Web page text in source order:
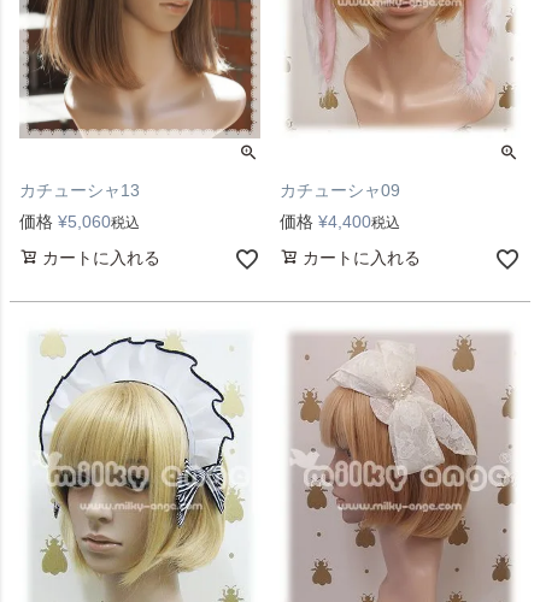
カチューシャ13
価格 ¥5,060税込
カートに入れる
カチューシャ09
価格 ¥4,400税込
カートに入れる